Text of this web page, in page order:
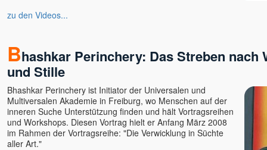
zu den Videos...
Bhashkar Perinchery: Das Streben nach
und Stille
Bhashkar Perinchery ist Initiator der Universalen und
Multiversalen Akademie in Freiburg, wo Menschen auf der
inneren Suche Unterstützung finden und hält Vortragsreihen
und Workshops. Diesen Vortrag hielt er Anfang März 2008
im Rahmen der Vortragsreihe: "Die Verwicklung in Süchte
aller Art."